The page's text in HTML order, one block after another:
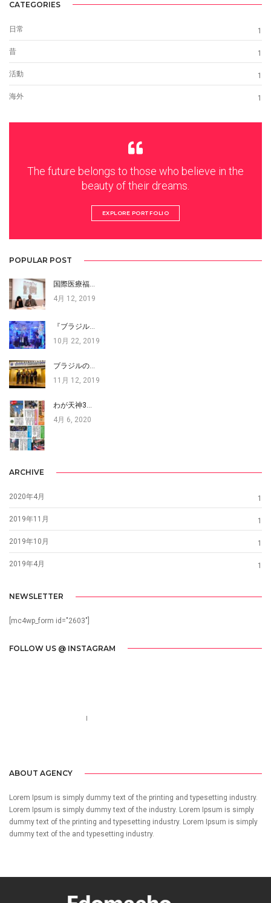
CATEGORIES
日常 1
昔 1
活動 1
海外 1
The future belongs to those who believe in the
beauty of their dreams.
EXPLORE PORTFOLIO
POPULAR POST
国際医療福…
4月 12, 2019
『ブラジル…
10月 22, 2019
ブラジルの…
11月 12, 2019
わが天神3…
4月 6, 2020
ARCHIVE
2020年4月 1
2019年11月 1
2019年10月 1
2019年4月 1
NEWSLETTER
[mc4wp_form id="2603"]
FOLLOW US @ INSTAGRAM
ABOUT AGENCY
Lorem Ipsum is simply dummy text of the printing and typesetting industry.
Lorem Ipsum is simply dummy text of the industry. Lorem Ipsum is simply
dummy text of the printing and typesetting industry. Lorem Ipsum is simply
dummy text of the and typesetting industry.